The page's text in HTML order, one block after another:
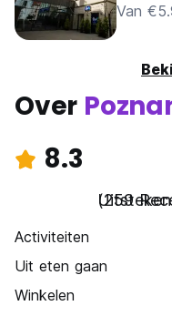
Van
Over
8.3
(259
Activiteiten
Uit eten gaan
Winkelen